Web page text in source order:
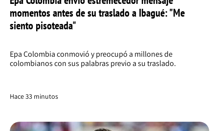
momentos antes de su traslado a Ibagué: "Me
siento pisoteada"
Epa Colombia conmovió y preocupó a millones de
colombianos con sus palabras previo a su traslado.
Hace 34 minutos